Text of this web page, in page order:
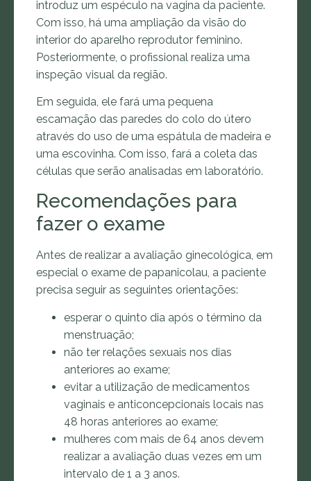
introduz um espéculo na vagina da paciente.
Com isso, há uma ampliação da visão do
interior do aparelho reprodutor feminino.
Posteriormente, o profissional realiza uma
inspeção visual da região.
Em seguida, ele fará uma pequena
escamação das paredes do colo do útero
através do uso de uma espátula de madeira e
uma escovinha. Com isso, fará a coleta das
células que serão analisadas em laboratório.
Recomendações para
fazer o exame
Antes de realizar a avaliação ginecológica, em
especial o exame de papanicolau, a paciente
precisa seguir as seguintes orientações:
esperar o quinto dia após o término da
menstruação;
não ter relações sexuais nos dias
anteriores ao exame;
evitar a utilização de medicamentos
vaginais e anticoncepcionais locais nas
48 horas anteriores ao exame;
mulheres com mais de 64 anos devem
realizar a avaliação duas vezes em um
intervalo de 1 a 3 anos.